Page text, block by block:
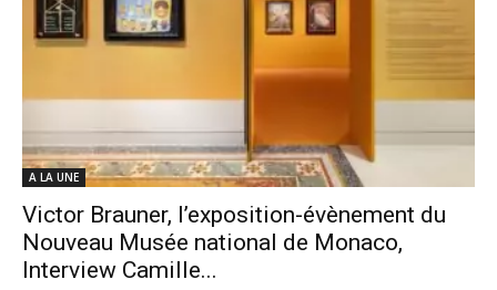
A LA UNE
Victor Brauner, l’exposition-évènement du
Nouveau Musée national de Monaco,
Interview Camille...